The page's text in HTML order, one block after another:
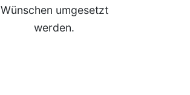
Wünschen umgesetzt
werden.